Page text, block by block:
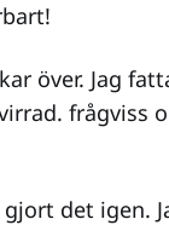
över. Jag
frågviss
det igen.